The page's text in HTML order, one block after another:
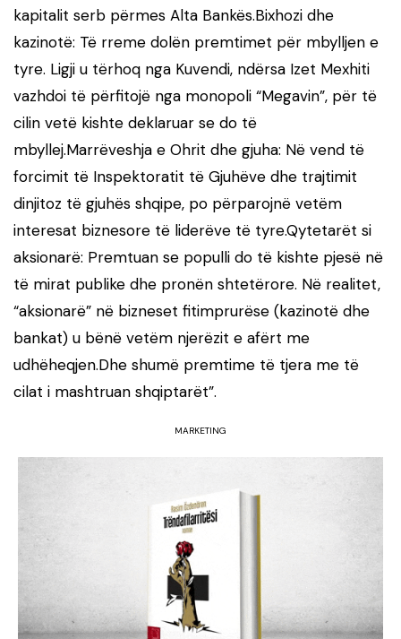
kapitalit serb përmes Alta Bankës.Bixhozi dhe
kazinotë: Të rreme dolën premtimet për mbylljen e
tyre. Ligji u tërhoq nga Kuvendi, ndërsa Izet Mexhiti
vazhdoi të përfitojë nga monopoli “Megavin”, për të
cilin vetë kishte deklaruar se do të
mbyllej.Marrëveshja e Ohrit dhe gjuha: Në vend të
forcimit të Inspektoratit të Gjuhëve dhe trajtimit
dinjitoz të gjuhës shqipe, po përparojnë vetëm
interesat biznesore të liderëve të tyre.Qytetarët si
aksionarë: Premtuan se populli do të kishte pjesë në
të mirat publike dhe pronën shtetërore. Në realitet,
“aksionarë” në bizneset fitimprurëse (kazinotë dhe
bankat) u bënë vetëm njerëzit e afërt me
udhëheqjen.Dhe shumë premtime të tjera me të
cilat i mashtruan shqiptarët”.
MARKETING